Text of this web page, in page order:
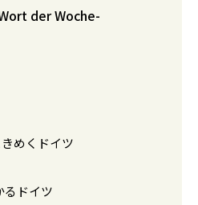
der Woche-
めくドイツ
るドイツ